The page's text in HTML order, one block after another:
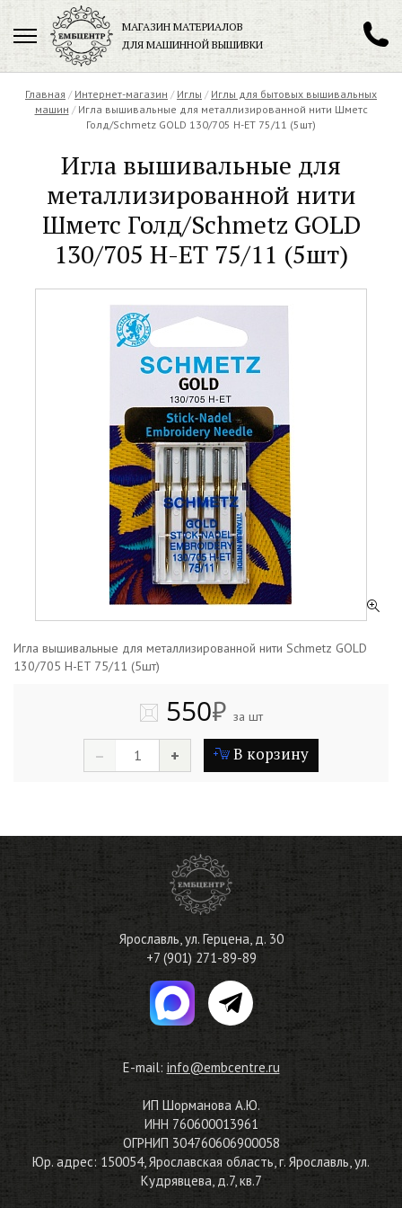
МАГАЗИН МАТЕРИАЛОВ
ДЛЯ МАШИННОЙ ВЫШИВКИ
+7 (901) 271-89-89
Заказать обратный звонок
Главная / Интернет-магазин / Иглы / Иглы для бытовых вышивальных
машин / Игла вышивальные для металлизированной нити Шметс
Голд/Schmetz GOLD 130/705 H-ET 75/11 (5шт)
Игла вышивальные для
металлизированной нити
Шметс Голд/Schmetz GOLD
130/705 H-ET 75/11 (5шт)
Игла вышивальные для металлизированной нити Schmetz GOLD
130/705 H-ET 75/11 (5шт)
550₽ за шт
– + В корзину
Ярославль,ул. Герцена, д. 30
+7 (901) 271-89-89
E-mail: info@embcentre.ru
ИП Шорманова А.Ю.
ИНН 760600013961
ОГРНИП 304760606900058
Юр. адрес: 150054, Ярославская область, г. Ярославль, ул.
Кудрявцева, д.7, кв.7